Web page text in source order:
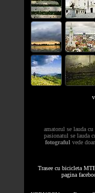
amatorul se lauda cu
pasionatul se lauda
fotograful vede doar
Trasee cu bicicleta
pagina